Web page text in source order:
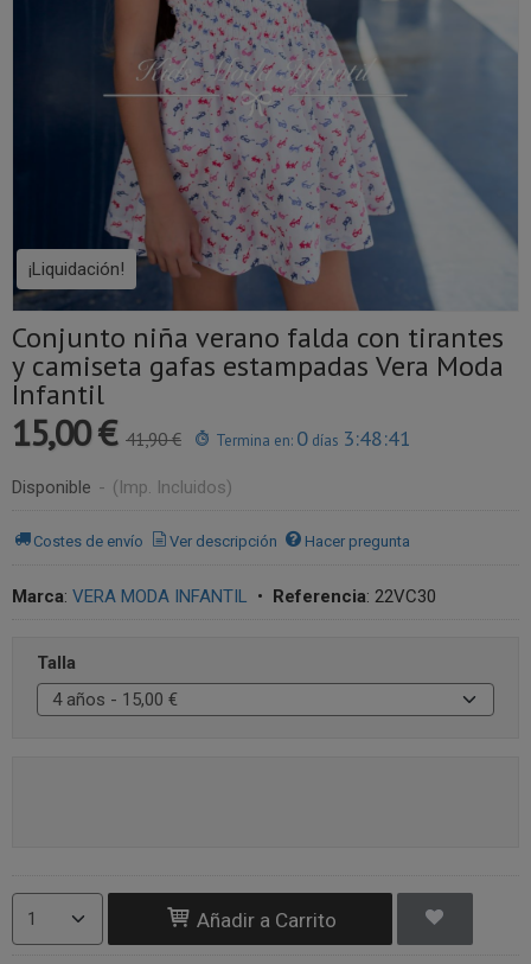
¡Liquidación!
Conjunto niña verano falda con tirantes
y camiseta gafas estampadas Vera Moda
Infantil
15,00 € 41,90 € Termina en: 0 días 3:48:41
Disponible - (Imp. Incluidos)
Costes de envío Ver descripción Hacer pregunta
Marca: VERA MODA INFANTIL • Referencia: 22VC30
Talla
Añadir a Carrito